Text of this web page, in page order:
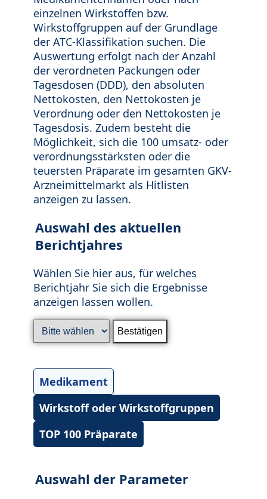
einzelnen Wirkstoffen bzw.
Wirkstoffgruppen auf der Grundlage
der ATC-Klassifikation suchen. Die
Auswertung erfolgt nach der Anzahl
der verordneten Packungen oder
Tagesdosen (DDD), den absoluten
Nettokosten, den Nettokosten je
Verordnung oder den Nettokosten je
Tagesdosis. Zudem besteht die
Möglichkeit, sich die 100 umsatz- oder
verordnungsstärksten oder die
teuersten Präparate im gesamten GKV-
Arzneimittelmarkt als Hitlisten
anzeigen zu lassen.
Auswahl des aktuellen
Berichtjahres
Wählen Sie hier aus, für welches
Berichtjahr Sie sich die Ergebnisse
anzeigen lassen wollen.
Medikament
Wirkstoff oder Wirkstoffgruppen
TOP 100 Präparate
Auswahl der Parameter